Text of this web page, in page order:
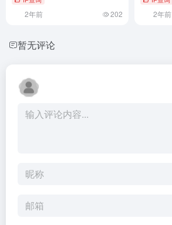
2年前 202 2年前
暂无评论